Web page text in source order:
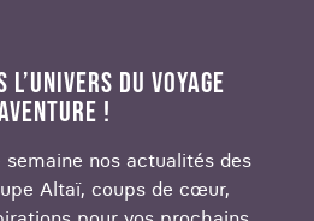
L’UNIVERS DU VOYAGE
!
semaine nos actualités des
Altaï, coups de cœur,